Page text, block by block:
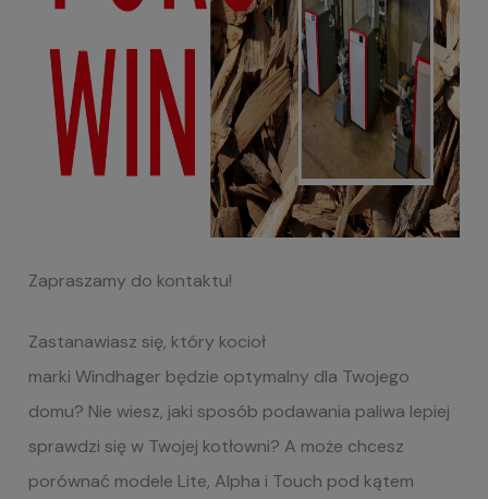
Zapraszamy do kontaktu!
Zastanawiasz się, który kocioł
marki Windhager będzie optymalny dla Twojego
domu? Nie wiesz, jaki sposób podawania paliwa lepiej
sprawdzi się w Twojej kotłowni? A może chcesz
porównać modele Lite, Alpha i Touch pod kątem